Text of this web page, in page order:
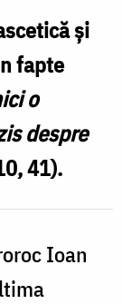
și
fapte
o
despre
41).
Ioan